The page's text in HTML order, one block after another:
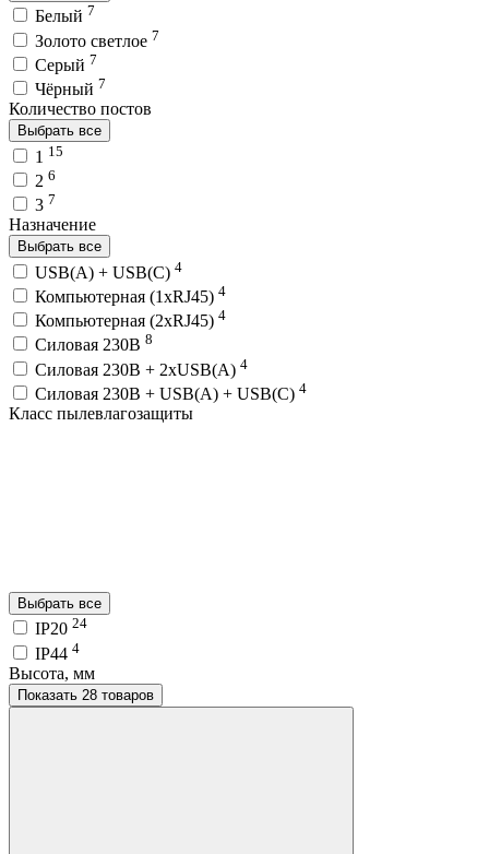
Белый 7
Золото светлое 7
Серый 7
Чёрный 7
Количество постов
Выбрать все
1 15
2 6
3 7
Назначение
Выбрать все
USB(A) + USB(C) 4
Компьютерная (1хRJ45) 4
Компьютерная (2хRJ45) 4
Силовая 230В 8
Силовая 230В + 2хUSB(A) 4
Силовая 230В + USB(A) + USВ(С) 4
Класс пылевлагозащиты
Выбрать все
IP20 24
IP44 4
Высота, мм
Показать 28 товаров